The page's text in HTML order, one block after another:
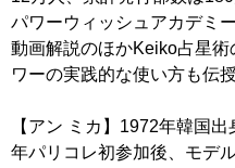
パワーウィッシュアカデミ
動画解説のほかKeiko占星
ワーの実践的な使い方も伝授
【アン ミカ】1972年韓国
年パリコレ初参加後、モデ